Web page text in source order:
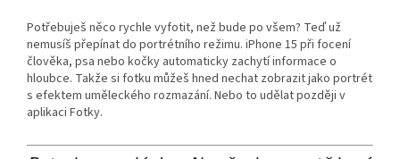
Potřebuješ něco rychle vyfotit, než bude po všem? Teď už
nemusíš přepínat do portrétního režimu. iPhone 15 při focení
člověka, psa nebo kočky automaticky zachytí informace o
hloubce. Takže si fotku můžeš hned nechat zobrazit jako portrét
s efektem uměleckého rozmazání. Nebo to udělat později v
aplikaci Fotky.